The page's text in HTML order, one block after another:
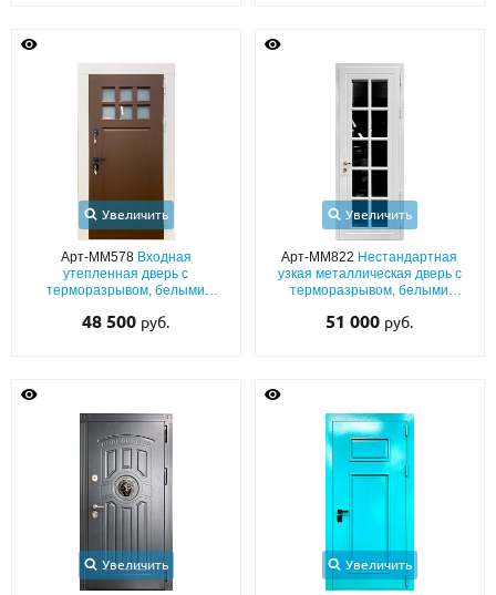
Каталог Как купить
Увеличить
Арт-ММ578 Входная
утепленная дверь с
терморазрывом, белыми
плитами МДФ (окрас по RAL) и
48 500 руб.
Увеличить
Арт-ММ822 Нестандартная
узкая металлическая дверь с
терморазрывом, белыми
максимальным остеклением
51 000 руб.
Увеличить Увеличить